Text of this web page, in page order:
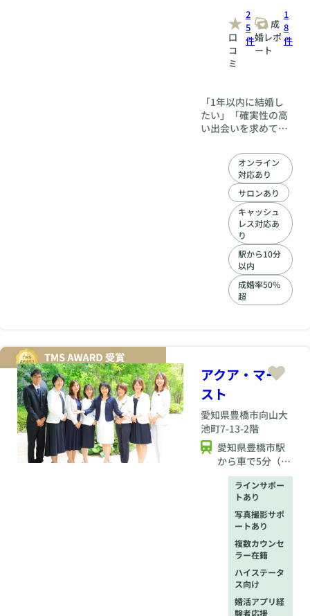
口
コ
ミ
2
5
件
成
婚レポ
ート
1
8
件
​「1年以内に結婚し
たい」「確実性の高
い出会いを求めてい
だわる結婚相談所
『BR Marriage（BR
マリッジ）』へ。 ​BR
Marriageは、独自の
成婚メソッドと手厚
いサポート体制によ
り、東海地区トップ
クラスの実績を誇る
結婚相談所です。
オンライン
対応あり
サロンあり
キャッシュ
レス対応あ
り
駅から10分
以内
成婚率50%
超
アクア・マー
スト
愛知県豊橋市向山大
池町7-13-2階
愛知県豊橋市駅
から車で5分（車
のない方は送迎
あり）ラインサポー
トあり
写真撮影サポ
ートあり
複数カウンセ
ラー在籍
ハイステータ
ス向け
婚活アプリ経
験者応援